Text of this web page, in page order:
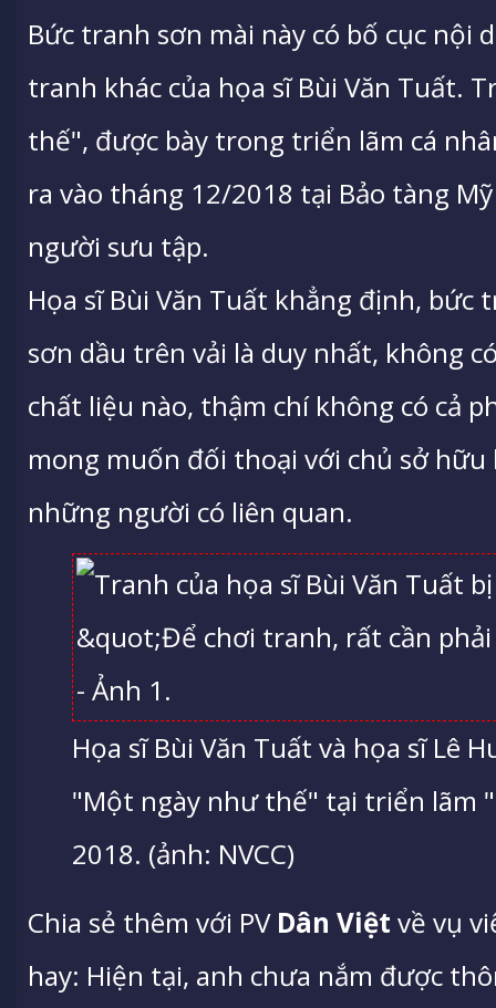
Bức tranh sơn mài này có bố cục nội
tranh khác của họa sĩ Bùi Văn Tuất.
thế", được bày trong triển lãm cá
ra vào tháng 12/2018 tại Bảo tàng
người sưu tập.
Họa sĩ Bùi Văn Tuất khẳng định, bức
sơn dầu trên vải là duy nhất, không
chất liệu nào, thậm chí không có cả
mong muốn đối thoại với chủ sở
những người có liên quan.
Họa sĩ Bùi Văn Tuất và họa sĩ Lê
"Một ngày như thế" tại triển lãm
2018. (ảnh: NVCC)
Chia sẻ thêm với PV Dân Việt về vụ
hay: Hiện tại, anh chưa nắm được